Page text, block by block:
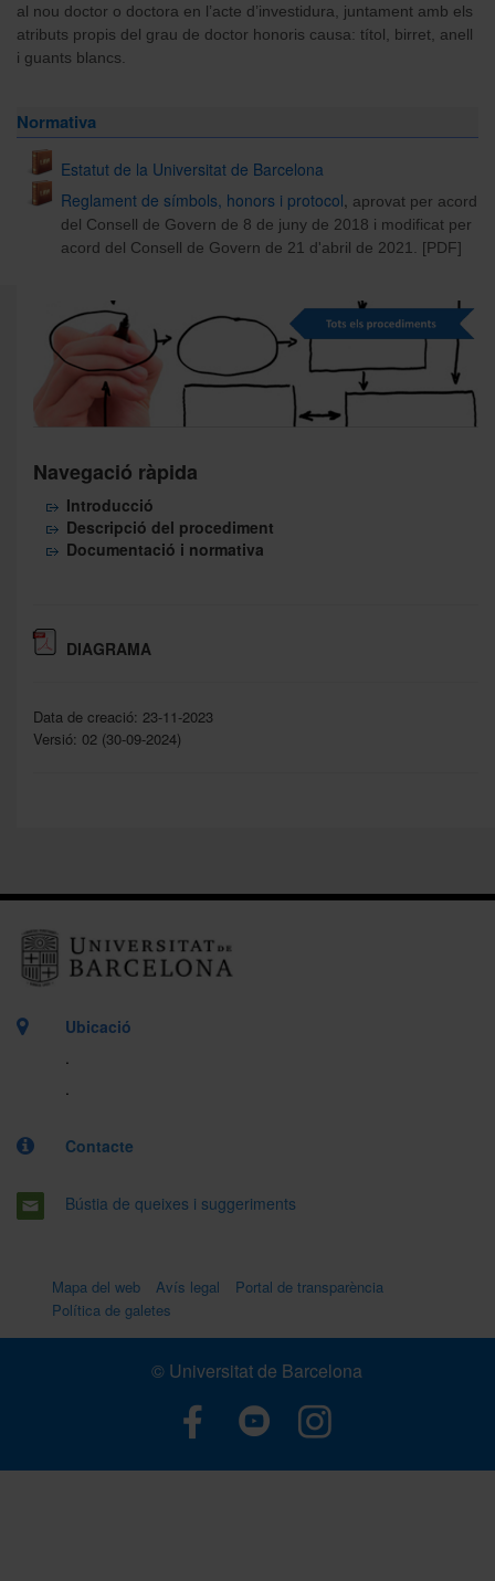
al nou doctor o doctora en l’acte d’investidura, juntament amb els
atributs propis del grau de doctor honoris causa: títol, birret, anell
i guants blancs.
Normativa
Estatut de la Universitat de Barcelona
Reglament de símbols, honors i protocol
aprovat per acord
del Consell de Govern de 8 de juny de 2018 i modificat per
acord del Consell de Govern de 21 d'abril de 2021. [PDF]
Navegació ràpida
Introducció
Descripció del procediment
Documentació i normativa
DIAGRAMA
Data de creació: 23-11-2023
Versió: 02 (30-09-2024)
Ubicació
Contacte
Bústia de queixes i suggeriments
Mapa del web Avís legal
Portal de transparència
Política de galetes
© Universitat de Barcelona